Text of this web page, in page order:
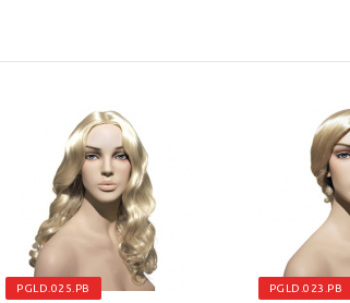
PGLD.025.PB PGLD.023.PB